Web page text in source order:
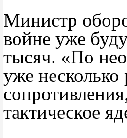
Министр
войне уже
тысяч. «По
уже несколько
тактическое